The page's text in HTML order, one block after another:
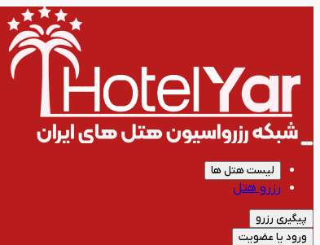
لیست هتل ها
رزرو هتل
پیگیری رزرو
ورود یا عضویت